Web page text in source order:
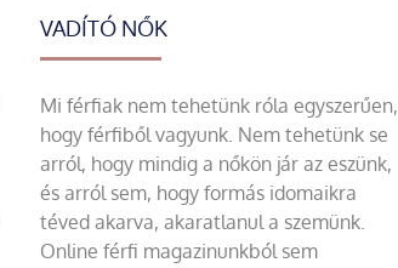
VADÍTÓ NŐK
Mi férfiak nem tehetünk róla egyszerűen,
hogy férfiből vagyunk. Nem tehetünk se
arról, hogy mindig a nőkön jár az eszünk,
és arról sem, hogy formás idomaikra
téved akarva, akaratlanul a szemünk.
Online férfi magazinunkból sem